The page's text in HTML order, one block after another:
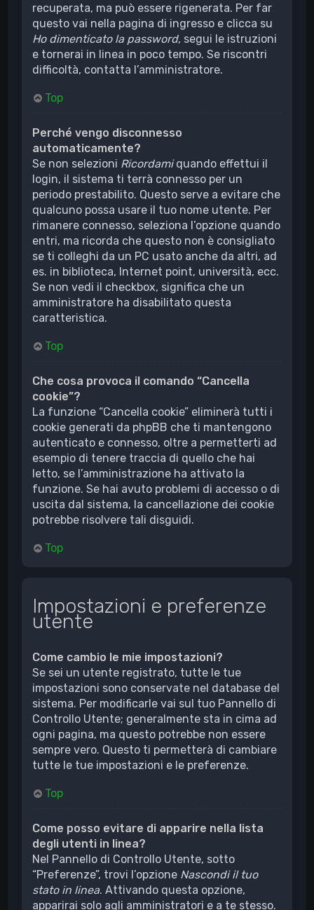
recuperata, ma può essere rigenerata. Per far
questo vai nella pagina di ingresso e clicca su
Ho dimenticato la password, segui le istruzioni
e tornerai in linea in poco tempo. Se riscontri
difficoltà, contatta l’amministratore.
Top
Perché vengo disconnesso
automaticamente?
Se non selezioni Ricordamiquando effettui il
login, il sistema ti terrà connesso per un
periodo prestabilito. Questo serve a evitare che
qualcuno possa usare il tuo nome utente. Per
rimanere connesso, seleziona l’opzione quando
entri, ma ricorda che questo non è consigliato
se ti colleghi da un PC usato anche da altri, ad
es. in biblioteca, Internet point, università, ecc.
Se non vedi il checkbox, significa che un
amministratore ha disabilitato questa
caratteristica.
Top
Che cosa provoca il comando “Cancella
cookie”?
La funzione “Cancella cookie” eliminerà tutti i
cookie generati da phpBB che ti mantengono
autenticato e connesso, oltre a permetterti ad
esempio di tenere traccia di quello che hai
letto, se l’amministrazione ha attivato la
funzione. Se hai avuto problemi di accesso o di
uscita dal sistema, la cancellazione dei cookie
potrebbe risolvere tali disguidi.
Top
Impostazioni e preferenze
utente
Come cambio le mie impostazioni?
Se sei un utente registrato, tutte le tue
impostazioni sono conservate nel database del
sistema. Per modificarle vai sul tuo Pannello di
Controllo Utente; generalmente sta in cima ad
ogni pagina, ma questo potrebbe non essere
sempre vero. Questo ti permetterà di cambiare
tutte le tue impostazioni e le preferenze.
Top
Come posso evitare di apparire nella lista
degli utenti in linea?
Nel Pannello di Controllo Utente, sotto
“Preferenze”, trovi l’opzione Nascondi il tuo
stato in linea. Attivando questa opzione,
apparirai solo agli amministratori e a te stesso.